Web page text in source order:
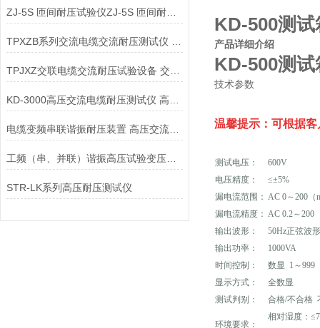
ZJ-5S 匝间耐压试验仪ZJ-5S 匝间耐压测试仪
TPJXZ交联电缆交流耐压试验设备 交流电缆交流耐压测试仪
电缆变频串联谐振耐压装置 高压交流电缆耐压测试仪
工频（串、并联）谐振高压试验变压器高压交流电缆耐压测试仪
STR-LK系列高压耐压测试仪
KD-500测试
产品详细介绍
KD-500测试
技术参数
温馨提示：可根据
测试电压：
600V
电压精度：
≤±5%
漏电流范围： AC 0～200（
漏电流精度： AC 0.2～
输出波形：
50Hz正弦波
输出功率：
1000VA
时间控制：
数显 1～999
显示方式：
全数显
测试判别：
合格/不合格
环境要求：
相对湿度：